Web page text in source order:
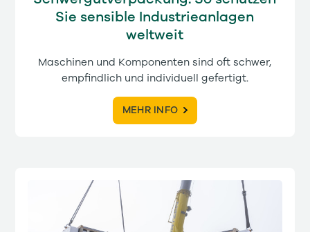
Sie sensible Industrieanlagen
weltweit
Maschinen und Komponenten sind oft schwer,
empfindlich und individuell gefertigt.
MEHR INFO